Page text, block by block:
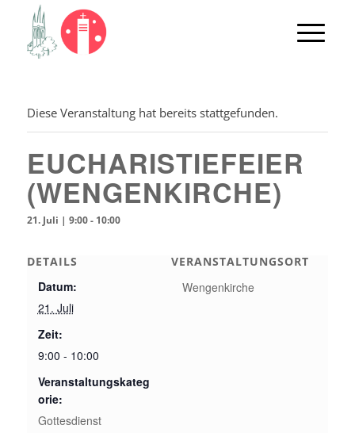
Diese Veranstaltung hat bereits stattgefunden.
EUCHARISTIEFEIER
(WENGENKIRCHE)
21. Juli | 9:00- 10:00
DETAILS
Datum:
21. Juli
Zeit:
9:00 - 10:00
Veranstaltungskateg
orie:
Gottesdienst
VERANSTALTUNGSORT
Wengenkirche